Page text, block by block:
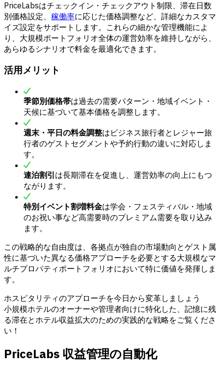
PriceLabsはチェックイン・チェックアウト制限、滞在日数
別価格設定、 稼働率に応じた価格調整など、詳細なカスタマ
イズ設定をサポートします。これらの細かな管理機能によ
り、大規模ポートフォリオ全体の運営効率を維持しながら、
あらゆるシナリオで料金を最適化できます。
活用メリット
季節別価格帯は過去の需要パターン・地域イベント・
天候に基づいて基本価格を調整します。
週末・平日の料金調整はビジネス旅行者とレジャー旅
行者のゲストセグメントや予約行動の違いに対応しま
す。
連泊割引は長期滞在を促進し、運営効率の向上にもつ
ながります。
特別イベント割増料金は学会・フェスティバル・地域
のお祝い事など高需要時のプレミアム需要を取り込み
ます。
この戦略的な自由度は、各拠点が独自の市場動向とゲスト属
性に基づいた異なる価格アプローチを必要とする大規模なマ
ルチプロパティポートフォリオにおいて特に価値を発揮しま
す。
ホスピタリティのアプローチを今日から変革しましょう
小規模ホテルのオーナーや管理者向けに特化した、記憶に残
る滞在とホテル収益拡大のための実践的な戦略をご覧くださ
い！
PriceLabs 収益管理の自動化